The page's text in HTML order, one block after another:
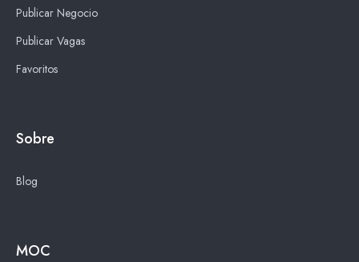
Publicar Negocio
Publicar Vagas
Favoritos
Sobre
Blog
MOC